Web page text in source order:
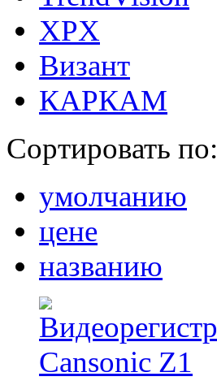
XPX
Визант
КАРКАМ
Сортировать по:
умолчанию
цене
названию